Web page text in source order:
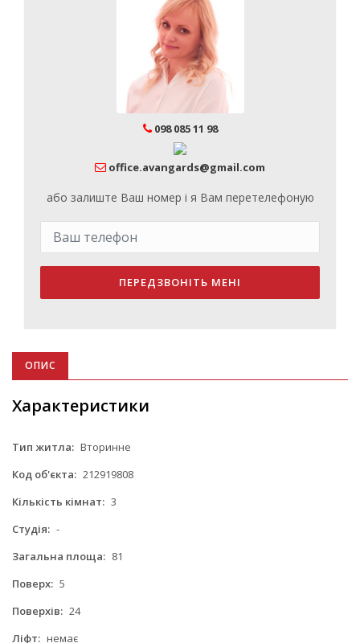
098 085 11 98
office.avangards@gmail.com
або залиште Ваш номер і я Вам перетелефоную
ПЕРЕДЗВОНІТЬ МЕНІ
ОПИС
Характеристики
Тип житла: Вторинне
Код об'єкта: 212919808
Кількість кімнат: 3
Студія: -
Загальна площа: 81
Поверх: 5
Поверхів: 24
Ліфт: немає